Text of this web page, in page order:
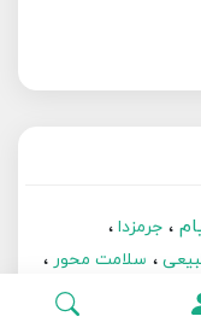
جرمزدا
سلامت محور